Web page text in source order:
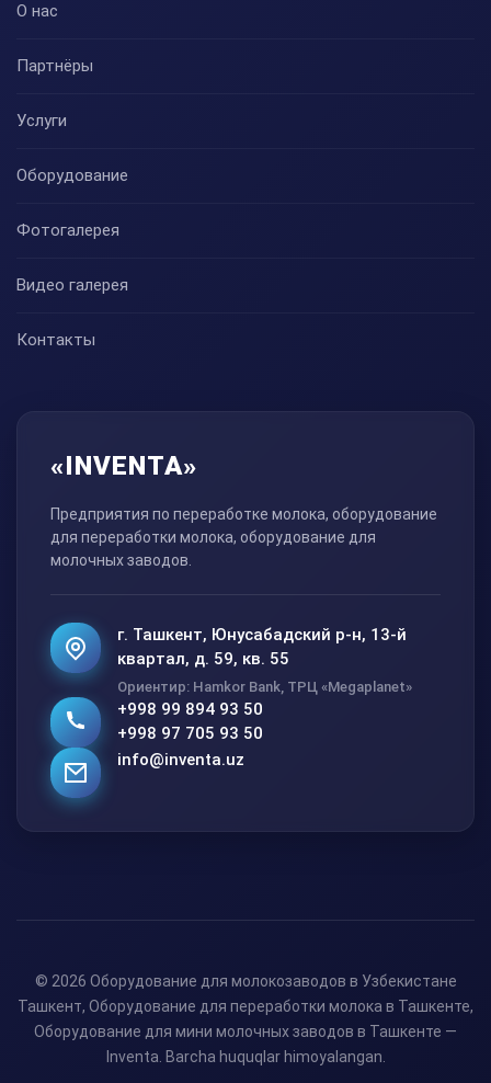
О нас
Партнёры
Услуги
Оборудование
Фотогалерея
Видео галерея
Контакты
«INVENTA»
Предприятия по переработке молока, оборудование
для переработки молока, оборудование для
молочных заводов.
г. Ташкент, Юнусабадский р-н, 13-й
квартал, д. 59, кв. 55
Ориентир: Hamkor Bank, ТРЦ «Megaplanet»
+998 99 894 93 50
+998 97 705 93 50
info@inventa.uz
© 2026 Оборудование для молокозаводов в Узбекистане
Ташкент, Оборудование для переработки молока в Ташкенте,
Оборудование для мини молочных заводов в Ташкенте —
Inventa. Barcha huquqlar himoyalangan.